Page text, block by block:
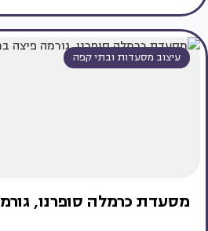
עיצוב מסעדות ובתי קפה
מסעדת כרמלה סופרנו,